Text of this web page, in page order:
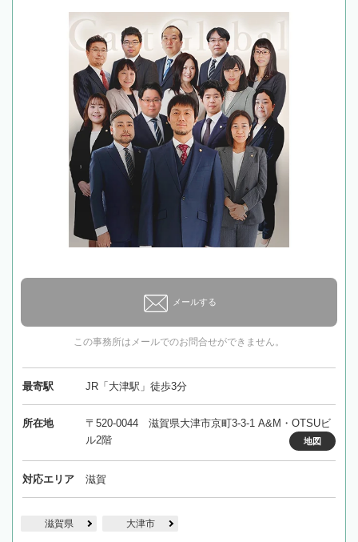
メールする
この事務所はメールでのお問合せができません。
最寄駅 JR「大津駅」徒歩3分
所在地
〒520-0044 滋賀県大津市京町3-3-1 A&M・OTSUビ
ル2階
地図
対応エリア 滋賀
滋賀県 大津市